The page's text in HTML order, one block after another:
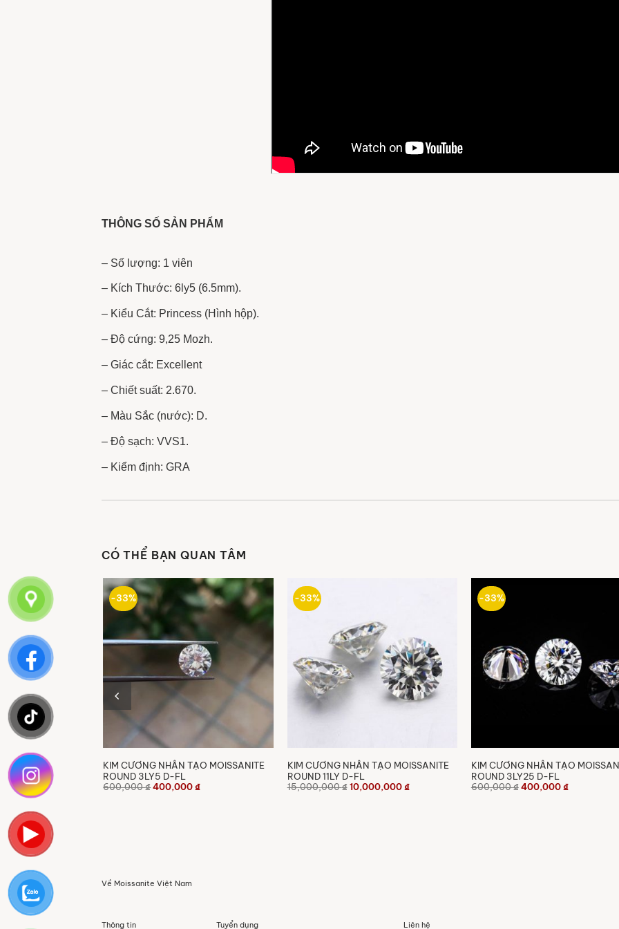
THÔNG SỐ SẢN PHẨM
– Số lượng: 1 viên
– Kích Thước: 6ly5 (6.5mm).
– Kiểu Cắt: Princess (Hình hộp).
– Độ cứng: 9,25 Mozh.
– Giác cắt: Excellent
– Chiết suất: 2.670.
– Màu Sắc (nước): D.
– Độ sạch: VVS1.
– Kiểm định: GRA
CÓ THỂ BẠN QUAN TÂM
-33%
KIM CƯƠNG NHÂN TẠO MOISSANITE
ROUND 3LY5 D-FL
600,000₫Giá
400,000₫Giá
-33%
KIM CƯƠNG NHÂN TẠO MOISSANITE
ROUND 11LY D-FL
15,000,000₫ Giá
gốc
10,000,000₫Giá
-33%
KIM CƯƠNG NHÂN TẠO
ROUND 3LY25 D-FL
600,000₫ Giá
400,000₫Giá
MOISSANITE
₫.
₫Giá
hiện
là:
200,000 ₫.
Về Moissanite Việt Nam
Thông tin Tuyển dụng Liên hệ